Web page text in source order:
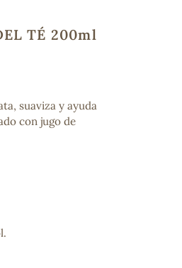
TÉ 200ml
suaviza y ayuda
con jugo de